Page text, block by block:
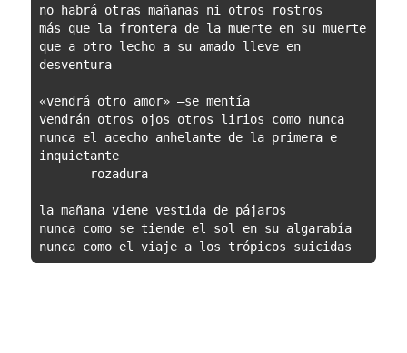
no habrá otras mañanas ni otros rostros
más que la frontera de la muerte en su muerte
que a otro lecho a su amado lleve en
desventura
«vendrá otro amor» —se mentía
vendrán otros ojos otros lirios como nunca
nunca el acecho anhelante de la primera e
inquietante
       rozadura
la mañana viene vestida de pájaros
nunca como se tiende el sol en su algarabía
nunca como el viaje a los trópicos suicidas